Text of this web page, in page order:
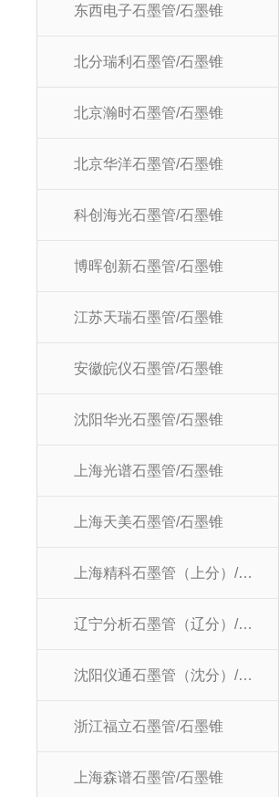
东西电子石墨管/石墨锥
北分瑞利石墨管/石墨锥
北京瀚时石墨管/石墨锥
北京华洋石墨管/石墨锥
科创海光石墨管/石墨锥
博晖创新石墨管/石墨锥
江苏天瑞石墨管/石墨锥
安徽皖仪石墨管/石墨锥
沈阳华光石墨管/石墨锥
上海光谱石墨管/石墨锥
上海天美石墨管/石墨锥
上海精科石墨管（上分）/石墨锥
辽宁分析石墨管（辽分）/石墨锥
沈阳仪通石墨管（沈分）/石墨锥
浙江福立石墨管/石墨锥
上海森谱石墨管/石墨锥